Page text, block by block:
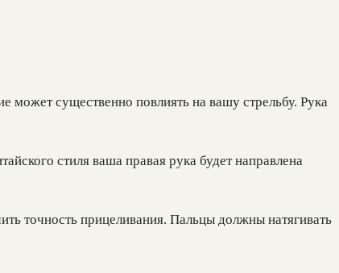
может существенно повлиять на вашу стрельбу. Рука
стиля ваша правая рука будет направлена
точность прицеливания. Пальцы должны натягивать